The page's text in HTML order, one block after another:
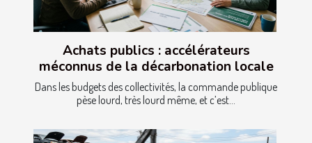
Achats publics : accélérateurs
méconnus de la décarbonation locale
Dans les budgets des collectivités, la commande publique
pèse lourd, très lourd même, et c’est...